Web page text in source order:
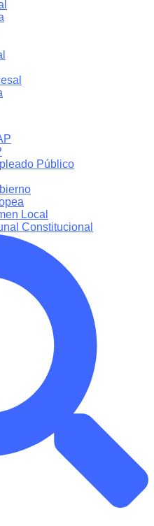
Público
Local
Constitucional